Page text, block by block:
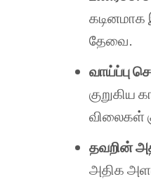
கடினமாக
தேவை.
வாய்ப்பு
குறுகிய
விலைகள்
தவறின்
அதிக